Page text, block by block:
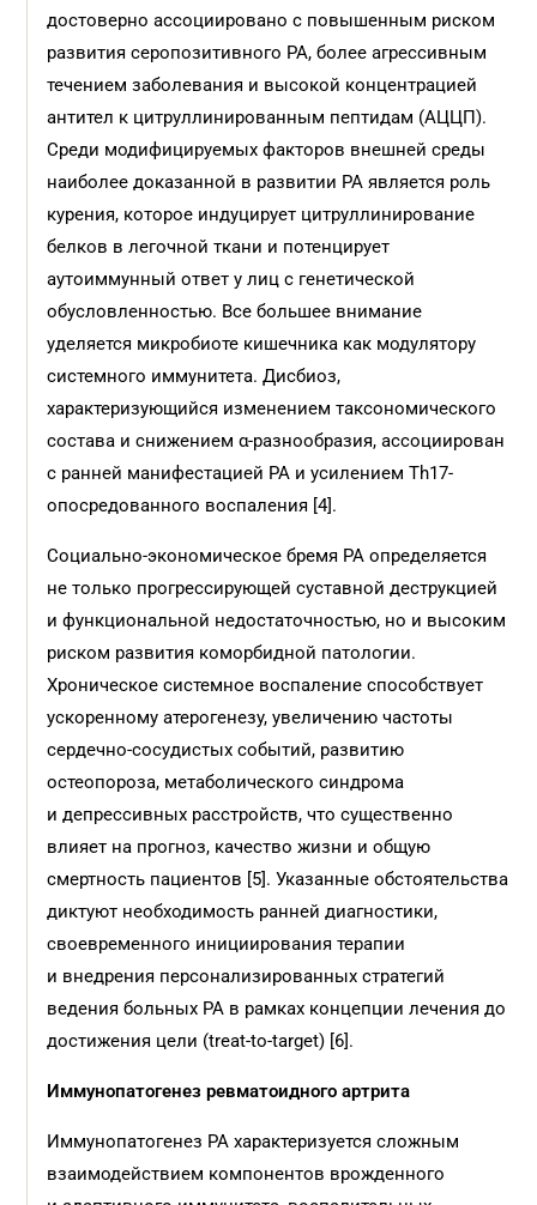
достоверно ассоциировано с повышенным риском
развития серопозитивного РА, более агрессивным
течением заболевания и высокой концентрацией
антител к цитруллинированным пептидам (АЦЦП).
Среди модифицируемых факторов внешней среды
наиболее доказанной в развитии РА является роль
курения, которое индуцирует цитруллинирование
белков в легочной ткани и потенцирует
аутоиммунный ответ у лиц с генетической
обусловленностью. Все большее внимание
уделяется микробиоте кишечника как модулятору
системного иммунитета. Дисбиоз,
характеризующийся изменением таксономического
состава и снижением α-разнообразия, ассоциирован
с ранней манифестацией РА и усилением Th17-
опосредованного воспаления [4].
Социально-экономическое бремя РА определяется
не только прогрессирующей суставной деструкцией
и функциональной недостаточностью, но и высоким
риском развития коморбидной патологии.
Хроническое системное воспаление способствует
ускоренному атерогенезу, увеличению частоты
сердечно-сосудистых событий, развитию
остеопороза, метаболического синдрома
и депрессивных расстройств, что существенно
влияет на прогноз, качество жизни и общую
смертность пациентов [5]. Указанные обстоятельства
диктуют необходимость ранней диагностики,
своевременного инициирования терапии
и внедрения персонализированных стратегий
ведения больных РА в рамках концепции лечения до
достижения цели (treat-to-target) [6].
Иммунопатогенез ревматоидного артрита
Иммунопатогенез РА характеризуется сложным
взаимодействием компонентов врожденного